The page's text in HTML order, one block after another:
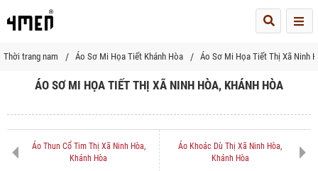
Thời trang nam Áo Sơ Mi Họa Tiết Khánh Hòa Áo Sơ Mi Họa Tiết Thị Xã Ninh
ÁO SƠ MI HỌA TIẾT THỊ XÃ NINH HÒA, KHÁNH HÒA
Áo Thun Cổ Tim Thị Xã Ninh Hòa,
Khánh Hòa
Áo Khoác Dù Thị Xã Ninh Hòa,
Khánh Hòa